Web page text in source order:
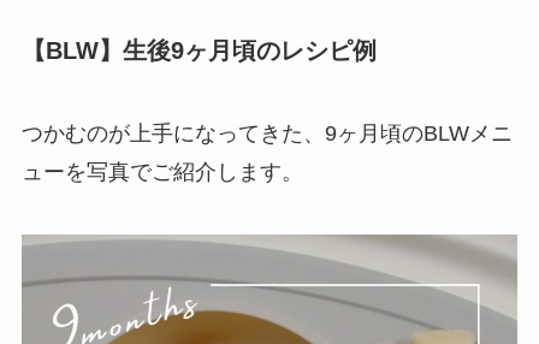
【BLW】生後9ヶ月頃のレシピ例
つかむのが上手になってきた、9ヶ月頃のBLWメニ
ューを写真でご紹介します。